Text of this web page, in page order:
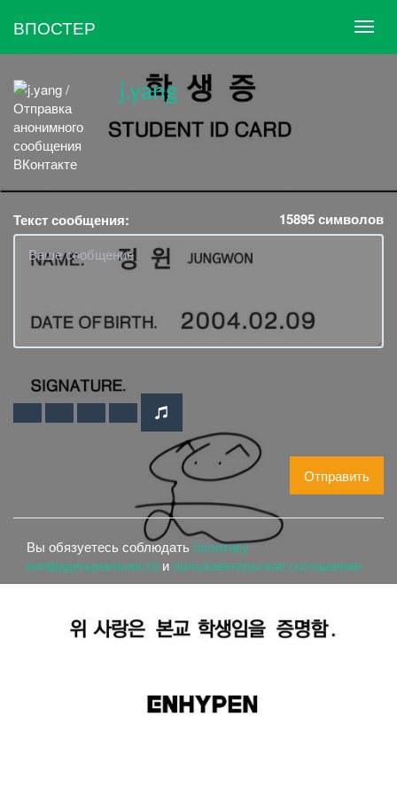
ВПОСТЕР
j.yang
Текст сообщения: 15895символов
Отправить
Вы обязуетесь соблюдать политику
конфиденциальности и пользовательское соглашение